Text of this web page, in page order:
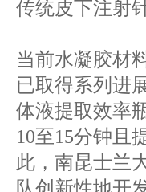
传统皮下注射
当前水凝胶材
已取得系列进
体液提取效率
10至15分钟且
此，南昆士兰
队创新性地开